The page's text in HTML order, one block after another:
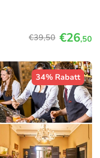
€39,50 €26,50
34% Rabatt